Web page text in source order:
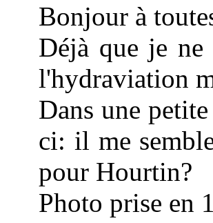
Bonjour à
Déjà que je ne
l'hydraviation
Dans une
ci: il me
pour Hourtin?
Photo prise en